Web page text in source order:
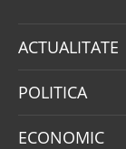
ACTUALITATE
POLITICA
ECONOMIC